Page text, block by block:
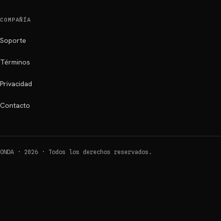
COMPAÑÍA
Soporte
Términos
Privacidad
Contacto
ONDA · 2026 · Todos los derechos reservados.